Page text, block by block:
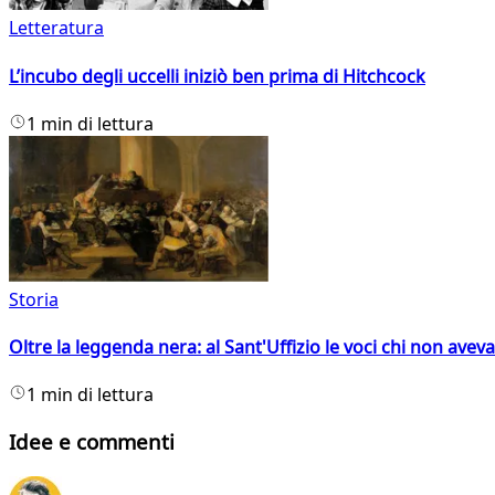
Letteratura
L’incubo degli uccelli iniziò ben prima di Hitchcock
1 min di lettura
Storia
Oltre la leggenda nera: al Sant'Uffizio le voci chi non
1 min di lettura
Idee e commenti